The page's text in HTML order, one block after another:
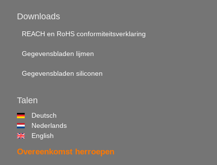
Downloads
REACH en RoHS conformiteitsverklaring
Gegevensbladen lijmen
Gegevensbladen siliconen
Talen
Deutsch
Nederlands
English
Overeenkomst herroepen